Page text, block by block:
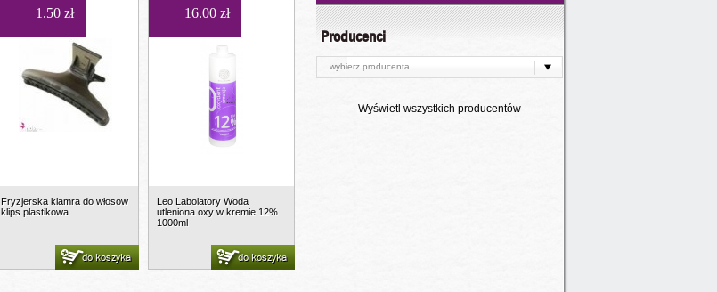
1.50 zł
Fryzjerska klamra do włosow
klips plastikowa
do koszyka
16.00 zł
Leo Labolatory Woda
utleniona oxy w kremie 12%
1000ml
do koszyka
Producenci
wybierz producenta ...
Wyświetl wszystkich producentów